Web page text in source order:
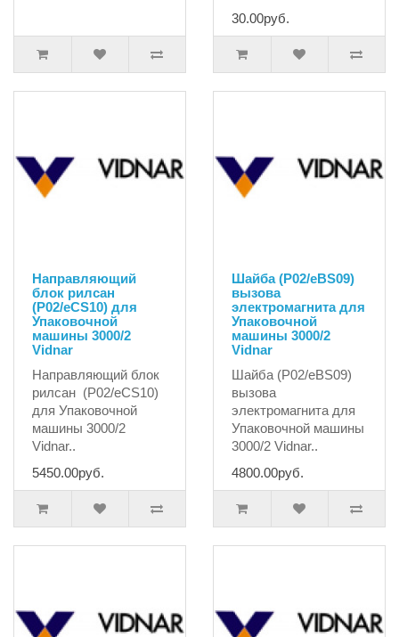
30.00руб.
Направляющий
блок рилсан
(P02/eCS10) для
Упаковочной
машины 3000/2
Vidnar
Направляющий блок
рилсан (P02/eCS10)
для Упаковочной
машины 3000/2
Vidnar..
5450.00руб.
Шайба (P02/eBS09)
вызова
электромагнита для
Упаковочной
машины 3000/2
Vidnar
Шайба (P02/eBS09)
вызова
электромагнита для
Упаковочной машины
3000/2 Vidnar..
4800.00руб.